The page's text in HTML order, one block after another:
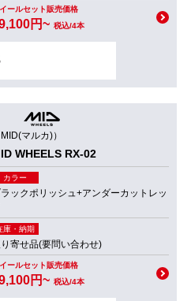
ールセット販売価格
円~ 税込/4本
MID(マルカ)）
WHEELS RX-02
カラー
ックポリッシュ+アンダーカットレッ
庫・納期
寄せ品(要問い合わせ)
ールセット販売価格
円~ 税込/4本